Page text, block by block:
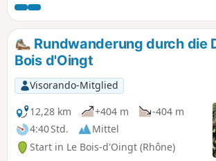
Beaujolais, die zwischen 1901 und 1902 in
genommen wurden, verbanden
und Villefranche mit Tarare. Das Auto
im Jahr 1934. Begehen Sie einige
die in einen Wanderweg umgewandelt
Gesamtheit von Liergues nach Sarcey führt.
Rundwanderung durch die
Bois d'Oingt
Visorando-Mitglied
12,28 km
+404 m
-404 m
4:40 Std.
Mittel
Start in Le Bois-d'Oingt (Rhône)